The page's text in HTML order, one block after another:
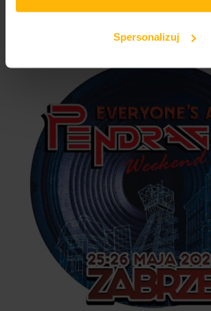
Spersonalizuj
KLIENCI KTÓRZY ZAKUPILI